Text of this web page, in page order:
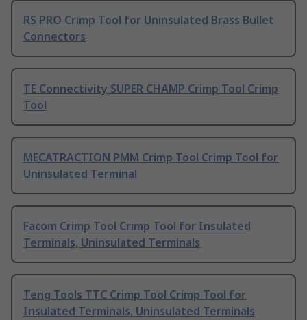
RS PRO Crimp Tool for Uninsulated Brass Bullet
Connectors
TE Connectivity SUPER CHAMP Crimp Tool Crimp
Tool
MECATRACTION PMM Crimp Tool Crimp Tool for
Uninsulated Terminal
Facom Crimp Tool Crimp Tool for Insulated
Terminals, Uninsulated Terminals
Teng Tools TTC Crimp Tool Crimp Tool for
Insulated Terminals, Uninsulated Terminals